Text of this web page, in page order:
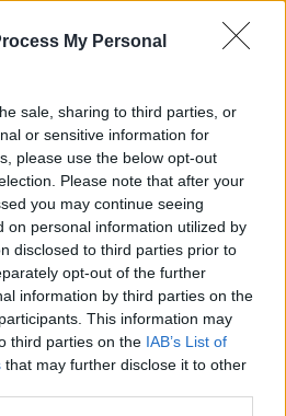
My Personal
sale, sharing to third parties, or
or sensitive information for
please use the below opt-out
Please note that after your
you may continue seeing
on personal information utilized by
disclosed to third parties prior to
opt-out of the further
information by third parties on the
This information may
third parties on the IAB’s List of
that may further disclose it to other
λιπαρών βοηθά στην
για τη ναρκοληψία